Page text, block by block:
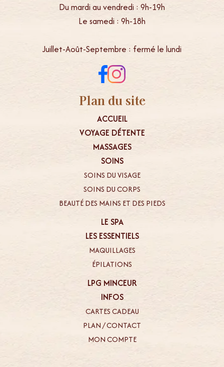
Du mardi au vendredi : 9h-19h
Le samedi : 9h-18h
Juillet-Août-Septembre : fermé le lundi
Plan du site
ACCUEIL
VOYAGE DÉTENTE
MASSAGES
SOINS
SOINS DU VISAGE
SOINS DU CORPS
BEAUTÉ DES MAINS ET DES PIEDS
LE SPA
LES ESSENTIELS
MAQUILLAGES
ÉPILATIONS
LPG MINCEUR
INFOS
CARTES CADEAU
PLAN / CONTACT
MON COMPTE